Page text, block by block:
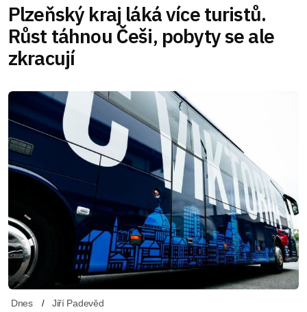
Plzeňský kraj láká více turistů.
Růst táhnou Češi, pobyty se ale
zkracují
Dnes Jiří Padevěd